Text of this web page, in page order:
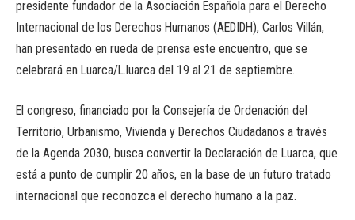
presidente fundador de la Asociación Española para el Derecho
Internacional de los Derechos Humanos (AEDIDH), Carlos Villán,
han presentado en rueda de prensa este encuentro, que se
celebrará en Luarca/L.luarca del 19 al 21 de septiembre.
El congreso, financiado por la Consejería de Ordenación del
Territorio, Urbanismo, Vivienda y Derechos Ciudadanos a través
de la Agenda 2030, busca convertir la Declaración de Luarca, que
está a punto de cumplir 20 años, en la base de un futuro tratado
internacional que reconozca el derecho humano a la paz.